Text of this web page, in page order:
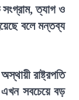
সংগ্রাম, ত্যাগ ও
বলে মন্তব্য
রাষ্ট্রপতি
সবচেয়ে বড়